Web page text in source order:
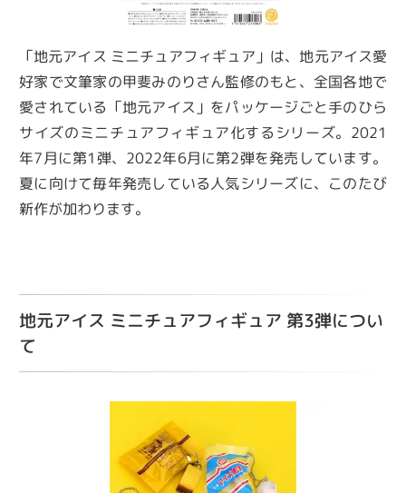
「地元アイス ミニチュアフィギュア」は、地元アイス愛
好家で文筆家の甲斐みのりさん監修のもと、全国各地で
愛されている「地元アイス」をパッケージごと手のひら
サイズのミニチュアフィギュア化するシリーズ。2021
年7月に第1弾、2022年6月に第2弾を発売しています。
夏に向けて毎年発売している人気シリーズに、このたび
新作が加わります。
地元アイス ミニチュアフィギュア 第3弾につい
て